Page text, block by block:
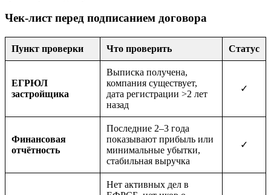
Чек-лист перед подписанием договора
Пункт проверки Что проверить Статус
ЕГРЮЛ
застройщика
Выписка получена,
компания существует,
дата регистрации >2 лет
назад
✓
Финансовая
отчётность
Последние 2–3 года
показывают прибыль или
минимальные убытки,
стабильная выручка
✓
Нет активных дел в